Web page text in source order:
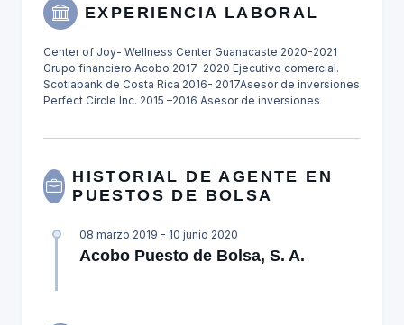
EXPERIENCIA LABORAL
Center of Joy- Wellness Center Guanacaste 2020-2021
Grupo financiero Acobo 2017-2020 Ejecutivo comercial.
Scotiabank de Costa Rica 2016- 2017Asesor de inversiones
Perfect Circle Inc. 2015 –2016 Asesor de inversiones
HISTORIAL DE AGENTE EN
PUESTOS DE BOLSA
08 marzo 2019 - 10 junio 2020
Acobo Puesto de Bolsa, S. A.